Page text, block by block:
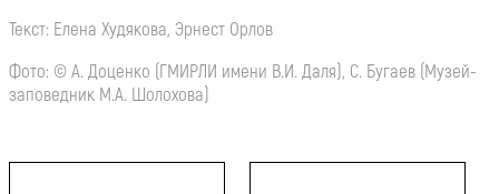
Текст: Елена Худякова, Эрнест Орлов
Фото: © А. Доценко (ГМИРЛИ имени В.И. Даля), С. Бугаев (Музей-
заповедник М.А. Шолохова)